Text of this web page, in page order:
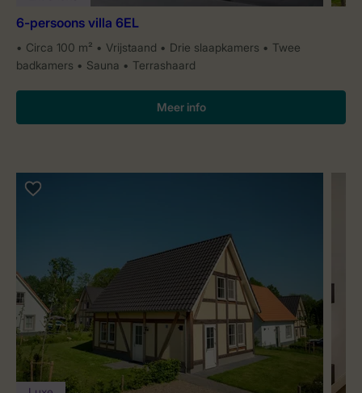
6-persoons villa 6EL
Circa 100 m² Vrijstaand Drie slaapkamers
Twee
badkamers
Sauna Terrashaard
Meer info